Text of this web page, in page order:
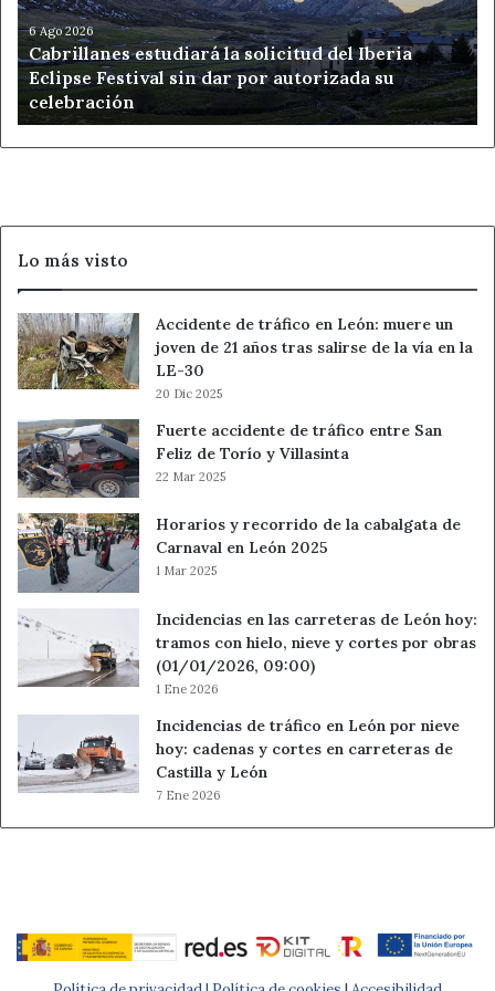
Iberia
Eclipse
Festival
sin
dar
por
autorizada
6 Ago 2026
Cabrillanes estudiará la solicitud del Iberia
Eclipse Festival sin dar por autorizada su
celebración
Lo más visto
Accidente de tráfico en León: muere un
joven de 21 años tras salirse de la vía en la
LE-30
20 Dic 2025
Fuerte accidente de tráfico entre San
Feliz de Torío y Villasinta
22 Mar 2025
Horarios y recorrido de la cabalgata de
Carnaval en León 2025
1 Mar 2025
Incidencias en las carreteras de León hoy:
tramos con hielo, nieve y cortes por obras
(01/01/2026, 09:00)
1 Ene 2026
Incidencias de tráfico en León por nieve
hoy: cadenas y cortes en carreteras de
Castilla y León
7 Ene 2026